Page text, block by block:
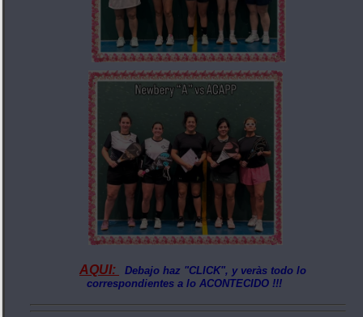
AQUI:
Debajo haz "CLICK", y veràs todo lo
correspondientes a lo ACONTECIDO !!!